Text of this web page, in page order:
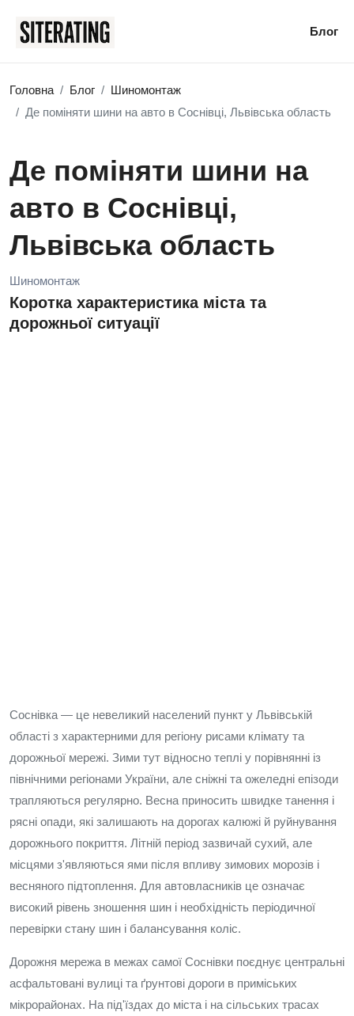
Блог
Головна Блог
Шиномонтаж
Де поміняти шини на авто в Соснівці, Львівська область
Де поміняти шини на
авто в Соснівці,
Львівська область
Шиномонтаж
Коротка характеристика міста та
дорожньої ситуації
Соснівка — це невеликий населений пункт у Львівській
області з характерними для регіону рисами клімату та
дорожньої мережі. Зими тут відносно теплі у порівнянні із
північними регіонами України, але сніжні та ожеледні епізоди
трапляються регулярно. Весна приносить швидке танення і
рясні опади, які залишають на дорогах калюжі й руйнування
дорожнього покриття. Літній період зазвичай сухий, але
місцями з'являються ями після впливу зимових морозів і
весняного підтоплення. Для автовласників це означає
високий рівень зношення шин і необхідність періодичної
перевірки стану шин і балансування коліс.
Дорожня мережа в межах самої Соснівки поєднує центральні
асфальтовані вулиці та ґрунтові дороги в приміських
мікрорайонах. На під'їздах до міста і на сільських трасах